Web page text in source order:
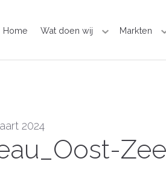
Home Wat doen wij Markten
2024